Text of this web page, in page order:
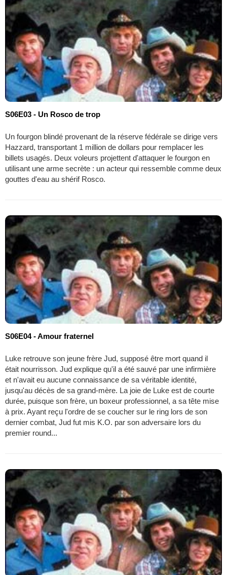
S06E03 - Un Rosco de trop
Un fourgon blindé provenant de la réserve fédérale se dirige vers
Hazzard, transportant 1 million de dollars pour remplacer les
billets usagés. Deux voleurs projettent d'attaquer le fourgon en
utilisant une arme secrète : un acteur qui ressemble comme deux
gouttes d'eau au shérif Rosco.
S06E04 - Amour fraternel
Luke retrouve son jeune frère Jud, supposé être mort quand il
était nourrisson. Jud explique qu'il a été sauvé par une infirmière
et n'avait eu aucune connaissance de sa véritable identité,
jusqu'au décès de sa grand-mère. La joie de Luke est de courte
durée, puisque son frère, un boxeur professionnel, a sa tête mise
à prix. Ayant reçu l'ordre de se coucher sur le ring lors de son
dernier combat, Jud fut mis K.O. par son adversaire lors du
premier round...